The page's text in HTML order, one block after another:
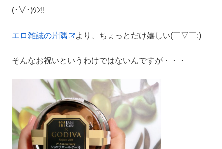
(･∀･)ｳﾝ!!
エロ雑誌の片隅 より、ちょっとだけ嬉しい(￣▽￣;)
そんなお祝いというわけではないんですが・・・